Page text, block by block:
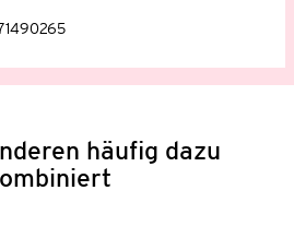
häufig dazu